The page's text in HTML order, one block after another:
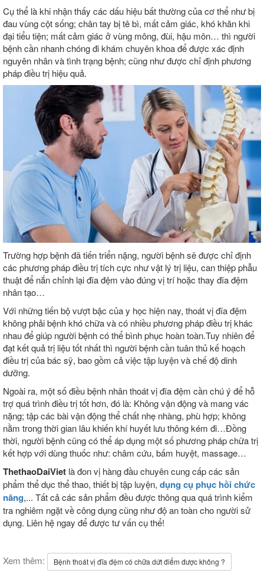
Cụ thể là khi nhận thấy các dấu hiệu bất thường của cơ thể như bị
đau vùng cột sống; chân tay bị tê bì, mất cảm giác, khó khăn khi
đại tiểu tiện; mất cảm giác ở vùng mông, đùi, hậu môn… thì người
bệnh cần nhanh chóng đi khám chuyên khoa để được xác định
nguyên nhân và tình trạng bệnh; cũng như được chỉ định phương
pháp điều trị hiệu quả.
Trường hợp bệnh đã tiến triển nặng, người bệnh sẽ được chỉ định
các phương pháp điều trị tích cực như vật lý trị liệu, can thiệp phẫu
thuật để nắn chỉnh lại đĩa đệm vào đúng vị trí hoặc thay đĩa đệm
nhân tạo…
Với những tiến bộ vượt bậc của y học hiện nay, thoát vị đĩa đệm
không phải bệnh khó chữa và có nhiều phương pháp điều trị khác
nhau để giúp người bệnh có thể bình phục hoàn toàn.Tuy nhiên để
đạt kết quả trị liệu tốt nhất thì người bệnh cần tuân thủ kế hoạch
điều trị của bác sỹ, bao gồm cả việc tập luyện và chế độ dinh
dưỡng.
Ngoài ra, một số điều bệnh nhân thoát vị đĩa đệm cần chú ý để hỗ
trợ quá trình điều trị tốt hơn, đó là: Không vận động và mang vác
nặng; tập các bài vận động thể chất nhẹ nhàng, phù hợp; không
nằm trong thời gian lâu khiến khí huyết lưu thông kém đi…Đồng
thời, người bệnh cũng có thể áp dụng một số phương pháp chữa trị
kết hợp với dùng thuốc như: châm cứu, bấm huyệt, massage…
ThethaoDaiViet là đon vị hàng đầu chuyên cung cấp các sản
phẩm thể dục thể thao, thiết bị tập luyện, dụng cụ phục hồi chức
năng,... Tất cả các sản phẩm đều được thông qua quá trình kiểm
tra nghiêm ngặt về công dụng cũng như độ an toàn cho người sử
dụng. Liên hệ ngay để được tư vấn cụ thể!
Xem thêm: Bệnh thoát vị đĩa đệm có chữa dứt điểm được không ?